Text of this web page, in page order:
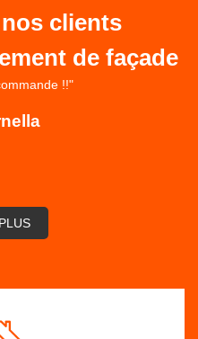
clients
de façade
!!"